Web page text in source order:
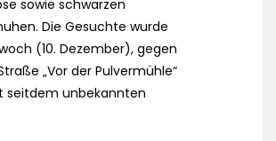
sowie schwarzen
Die Gesuchte wurde
(10. Dezember), gegen
„Vor der Pulvermühle“
seitdem unbekannten